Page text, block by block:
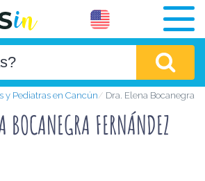
y Pediatras en Cancún Dra. Elena Bocanegra
FERNÁNDEZ